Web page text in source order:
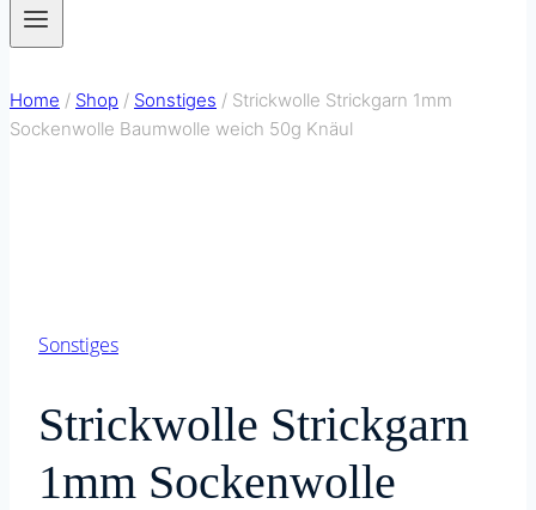
Home / Shop / Sonstiges / Strickwolle Strickgarn 1mm
Sockenwolle Baumwolle weich 50g Knäul
Sonstiges
Strickwolle Strickgarn
1mm Sockenwolle